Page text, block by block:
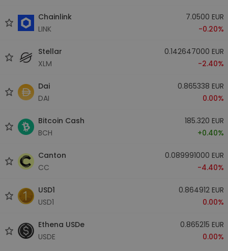
Chainlink
LINK
7.0500 EUR
-0.20%
Stellar
XLM
0.142647000 EUR
-2.40%
Dai
DAI
0.865338 EUR
0.00%
Bitcoin Cash
BCH
185.320 EUR
+0.40%
Canton
CC
0.089991000 EUR
-4.40%
USD1
USD1
0.864912 EUR
0.00%
Ethena USDe
USDE
0.865215 EUR
0.00%